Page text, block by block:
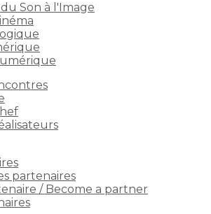
Son à l'Image
partenaires
/ Become a partner